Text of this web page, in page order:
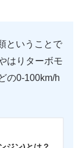
ということで
はりターボモ
の0-100km/h